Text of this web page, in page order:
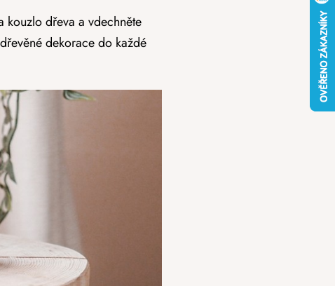
kouzlo dřeva a vdechněte
dekorace do každé